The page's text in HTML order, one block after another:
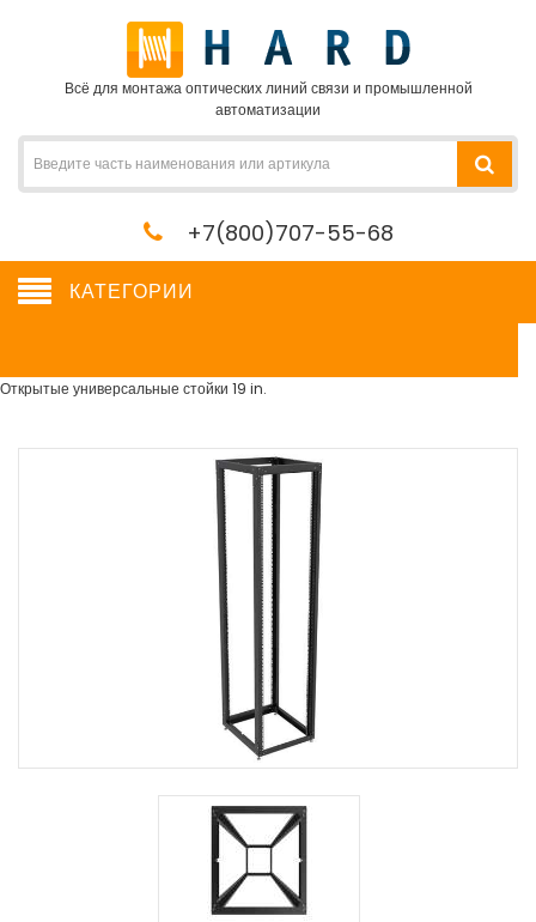
Всё для монтажа оптических линий связи и промышленной
автоматизации
+7(800)707-55-68
КАТЕГОРИИ
Открытые универсальные стойки 19 in.